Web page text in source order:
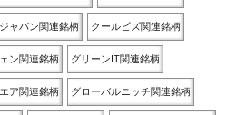
ャパン関連銘柄 クールビズ関連銘柄
ン関連銘柄 グリーンIT関連銘柄
ア関連銘柄 グローバルニッチ関連銘柄